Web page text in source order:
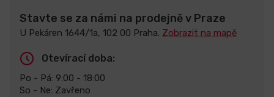
Stavte se za námi na prodejně v Praze
U Pekáren 1644/1a, 102 00 Praha. Zobrazit na mapě
Otevírací doba:
Po - Pá: 9:00 - 18:00
So - Ne: Zavřeno